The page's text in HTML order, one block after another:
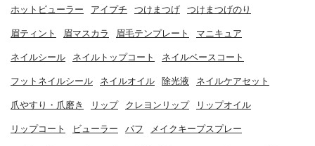
ホットビューラー アイプチ つけまつげ つけまつげのり
眉ティント 眉マスカラ 眉毛テンプレート マニキュア
ネイルシール ネイルトップコート ネイルベースコート
フットネイルシール ネイルオイル 除光液 ネイルケアセット
爪やすり・爪磨き リップ クレヨンリップ リップオイル
リップコート ビューラー パフ メイクキープスプレー